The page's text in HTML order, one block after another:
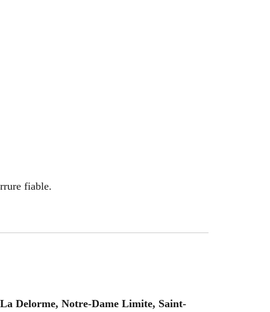
fiable.
Delorme, Notre-Dame Limite, Saint-